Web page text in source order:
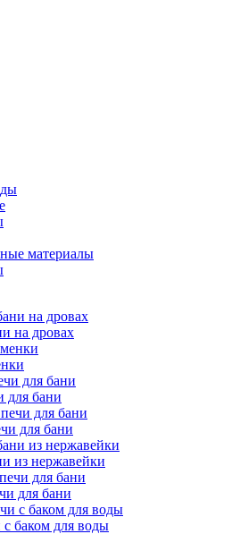
материалы
на дровах
для бани
для бани
из нержавейки
для бани
баком для воды